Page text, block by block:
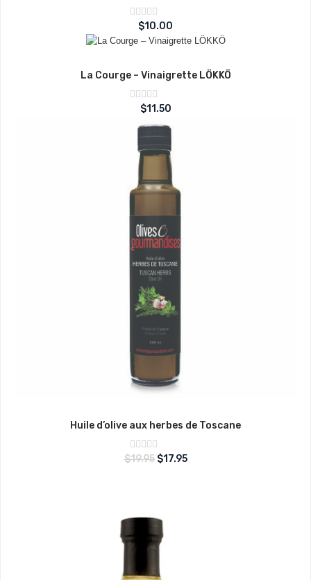
Note
sur
5
$10.00
La Courge – Vinaigrette LÖKKÖ
Note
sur
5
$11.50
Huile d’olive aux herbes de Toscane
Note
$19.95 $17.95